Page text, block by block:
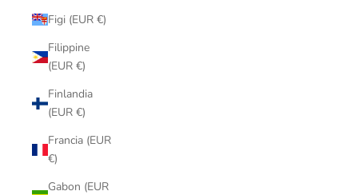
Figi (EUR €)
Filippine
(EUR €)
Finlandia
(EUR €)
Francia (EUR
€)
Gabon (EUR